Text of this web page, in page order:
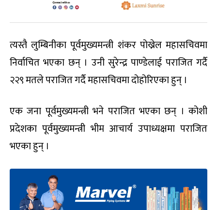
त्यस्तै लुम्बिनीका पूर्वमुख्यमन्त्री शंकर पोख्रेल महासचिवमा
निर्वाचित भएका छन् । उनी सुरेन्द्र पाण्डेलाई पराजित गर्दै
२२९ मतले पराजित गर्दै महासचिवमा दोहोरिएका हुन् ।
एक जना पूर्वमुख्यमन्त्री भने पराजित भएका छन् । कोशी
प्रदेशका पूर्वमुख्यमन्त्री भीम आचार्य उपाध्यक्षमा पराजित
भएका हुन् ।